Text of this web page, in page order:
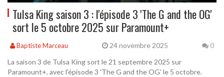
Tulsa King saison 3 : l'épisode 3 'The G and the OG'
sort le 5 octobre 2025 sur Paramount+
Baptiste Marceau 24 novembre 2025 0
La saison 3 de Tulsa King sort le 21 septembre 2025 sur
Paramount+, avec l'épisode 3 'The G and the OG' le 5 octobre.